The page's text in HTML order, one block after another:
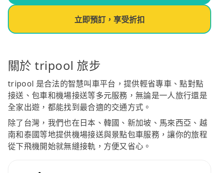
立即預訂，享受折扣
關於 tripool 旅步
tripool 是合法的智慧叫車平台，提供輕省專車、點對點
接送、包車和機場接送等多元服務，無論是一人旅行還是
全家出遊，都能找到最合適的交通方式。
除了台灣，我們也在日本、韓國、新加坡、馬來西亞、越
南和泰國等地提供機場接送與景點包車服務，讓你的旅程
從下飛機開始就無縫接軌，方便又省心。